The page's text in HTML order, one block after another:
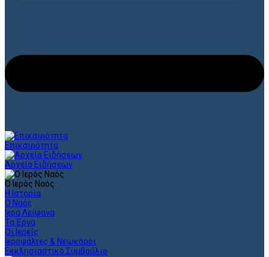
Επικαιρότητα
Αρχείο Ειδήσεων
Ο Ιερός Ναός
Η Ιστορία
Ο Ναός
Ιερά Λείψανα
Τα Έργα
Οι Ιερείς
Ιεροψάλτες & Νεωκόροι
Εκκλησιαστικό Συμβούλιο